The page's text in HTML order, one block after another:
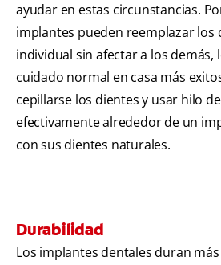
ayudar en estas circunstancias.
implantes pueden reemplazar los
individual sin afectar a los demás,
cuidado normal en casa más
cepillarse los dientes y usar hilo
efectivamente alrededor de un
con sus dientes naturales.
Durabilidad
Los implantes dentales duran